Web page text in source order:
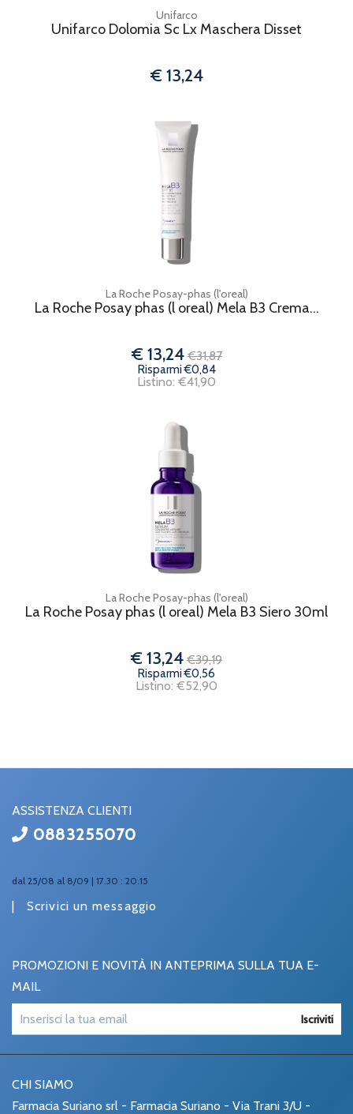
Unifarco
Unifarco Dolomia Sc Lx Maschera Disset
€ 13,24
La Roche Posay-phas (l'oreal)
La Roche Posay phas (l oreal) Mela B3 Crema...
€ 13,24 €31,87
Risparmi €0,84
Listino: €41,90
La Roche Posay-phas (l'oreal)
La Roche Posay phas (l oreal) Mela B3 Siero 30ml
€ 13,24 €39,19
Risparmi €0,56
Listino: €52,90
ASSISTENZA CLIENTI
0883255070
dal 25/08 al 8/09 | 17.30 : 20.15
| Scrivici un messaggio
PROMOZIONI E NOVITÀ IN ANTEPRIMA SULLA TUA E-
MAIL
Iscriviti
CHI SIAMO
Farmacia Suriano srl - Farmacia Suriano - Via Trani 3/U -